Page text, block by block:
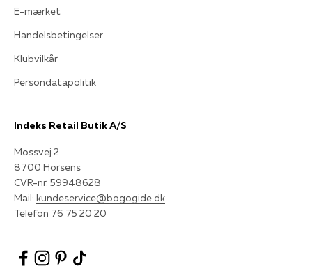
E-mærket
Handelsbetingelser
Klubvilkår
Persondatapolitik
Indeks Retail Butik A/S
Mossvej 2
8700 Horsens
CVR-nr. 59948628
Mail: kundeservice@bogogide.dk
Telefon 76 75 20 20